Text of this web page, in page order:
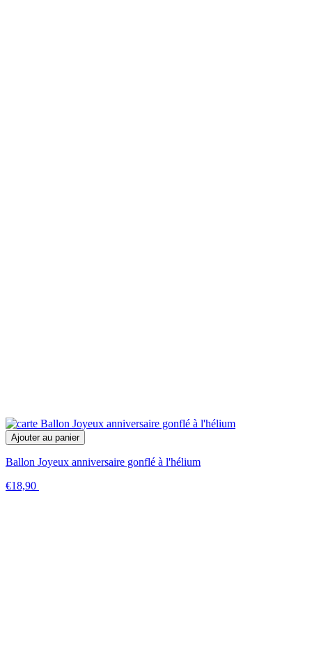
Ajouter au panier
Ballon Joyeux anniversaire gonflé à l'hélium
€18,90